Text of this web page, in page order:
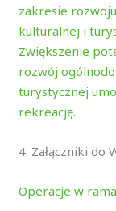
zakresie
kulturalnej i
Zwiększenie
rozwój
turystycznej
rekreację.
4. Załączniki do
Operacje w